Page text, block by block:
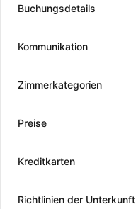
Buchungsdetails
Kommunikation
Zimmerkategorien
Preise
Kreditkarten
Richtlinien der Unterkunft